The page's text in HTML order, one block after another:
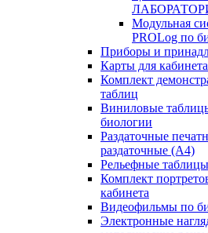
Модульная
PROLog по
Приборы и
Карты для
Комплект
таблиц
Виниловые
биологии
Раздаточные
раздаточные (А4)
Рельефные
Комплект
кабинета
Видеофильмы по
Электронные